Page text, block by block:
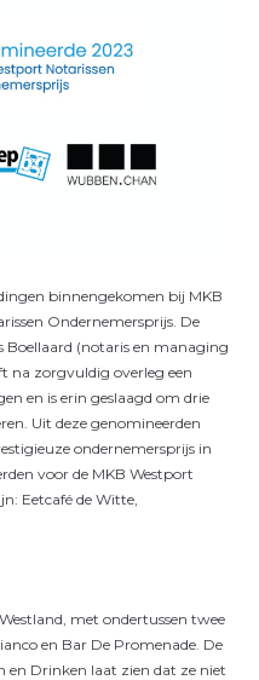
binnengekomen bij MKB
Ondernemersprijs. De
Boellaard (notaris en managing
na zorgvuldig overleg een
en is erin geslaagd om drie
Uit deze genomineerden
ondernemersprijs in
voor de MKB Westport
Eetcafé de Witte,
met ondertussen twee
en Bar De Promenade. De
en Drinken laat zien dat ze niet